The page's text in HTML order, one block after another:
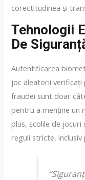
corectitudinea și
Tehnologii
De
Autentificarea
joc aleatorii verificați
fraudei sunt doar
pentru a menține un
plus, școlile de
reguli stricte,